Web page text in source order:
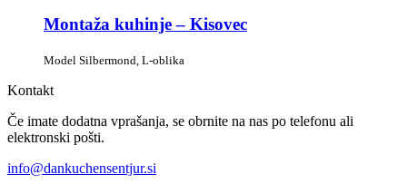
Montaža kuhinje – Kisovec
Model Silbermond, L-oblika
Kontakt
Če imate dodatna vprašanja, se obrnite na nas po telefonu ali
elektronski pošti.
info@dankuchensentjur.si